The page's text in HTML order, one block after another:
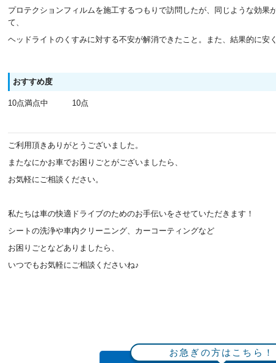
プロテクションフィルムを施工するつもりで訪問したが、同じような効果
て、
ヘッドライトのくすみに対する不安が解消できたこと。また、結果的に安
おすすめ度
10点満点中 10点
ご利用頂きありがとうございました。
またなにかお車でお困りごとがございましたら、
お気軽にご相談ください。
私たちは車の快適ドライブのためのお手伝いをさせていただきます！
シートの洗浄や車内クリーニング、カーコーティングなど
お困りごとなどありましたら、
いつでもお気軽にご相談くださいね♪
お急ぎの方はこちら！